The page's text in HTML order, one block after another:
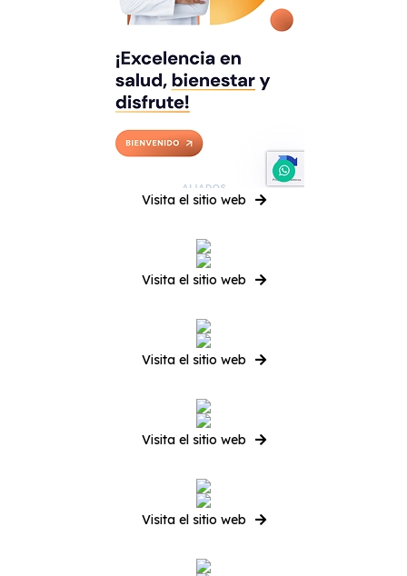
Visita el sitio web
Visita el sitio web
Visita el sitio web
Visita el sitio web
Visita el sitio web